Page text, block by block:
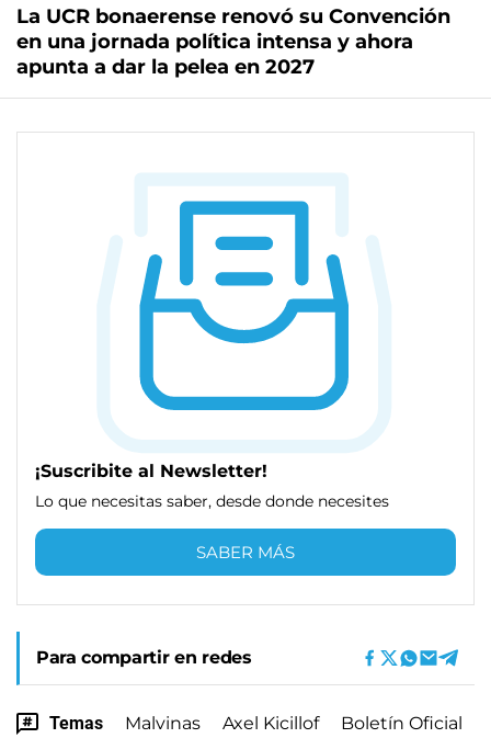
La UCR bonaerense renovó su Convención
en una jornada política intensa y ahora
apunta a dar la pelea en 2027
¡Suscribite al Newsletter!
Lo que necesitas saber, desde donde necesites
SABER MÁS
Para compartir en redes
Temas Malvinas Axel Kicillof Boletín Oficial